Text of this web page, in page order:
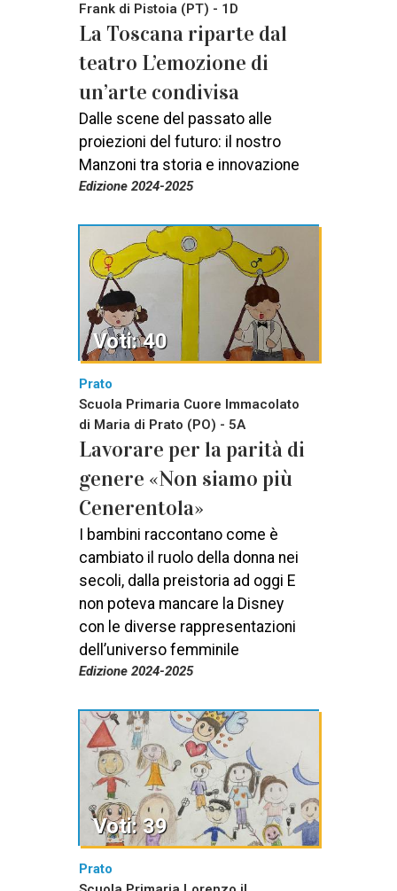
Frank di Pistoia (PT) - 1D
La Toscana riparte dal
teatro L’emozione di
un’arte condivisa
Dalle scene del passato alle
proiezioni del futuro: il nostro
Manzoni tra storia e innovazione
Edizione 2024-2025
Prato
Scuola Primaria Cuore Immacolato
di Maria di Prato (PO) - 5A
Lavorare per la parità di
genere «Non siamo più
Cenerentola»
I bambini raccontano come è
cambiato il ruolo della donna nei
secoli, dalla preistoria ad oggi E
non poteva mancare la Disney
con le diverse rappresentazioni
dell’universo femminile
Edizione 2024-2025
Voti: 40
Prato
Voti: 39